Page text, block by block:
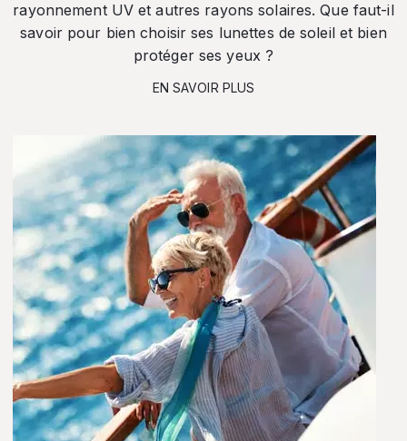
rayonnement UV et autres rayons solaires. Que faut-il
savoir pour bien choisir ses lunettes de soleil et bien
protéger ses yeux ?
EN SAVOIR PLUS